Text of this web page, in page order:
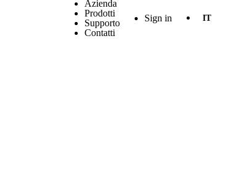
Azienda
Prodotti
Supporto
Contatti
Sign in IT